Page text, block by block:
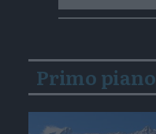
Primo piano